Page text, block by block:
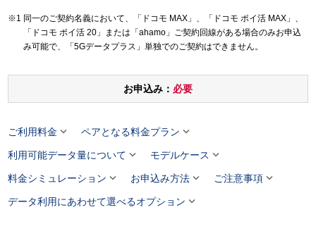
同一のご契約名義において、「ドコモ MAX」、「ドコモ ポイ活 MAX」、
「ドコモ ポイ活 20」または「ahamo」ご契約回線がある場合のみお申込
み可能で、「5Gデータプラス」単独でのご契約はできません。
お申込み： 必要
ご利用料金  ペアとなる料金プラン 
利用可能データ量について  モデルケース 
料金シミュレーション  お申込み方法 ご注意事項
データ利用にあわせて選べるオプション 